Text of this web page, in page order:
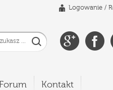
Logowanie /
Forum Kontakt